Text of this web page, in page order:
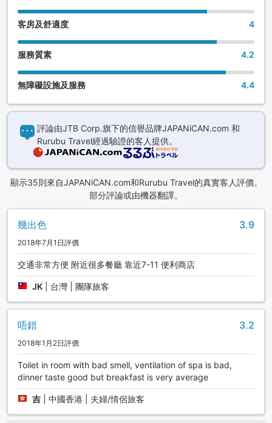
客房及舒適度 4
服務質素 4.2
無障礙設施及服務 4.4
評論由JTB Corp.旗下的信譽品牌JAPANiCAN.com 和
Rurubu Travel經過驗證的客人提供。
顯示35則來自JAPANiCAN.com和Rurubu Travel的真實客人評價。
部分評論或由機器翻譯。
幾出色 3.9
2018年7月1日評價
交通非常方便 附近很多餐廳 靠近7-11 便利商店
JK 台灣 | 團隊旅客
唔錯 3.2
2018年1月2日評價
Toilet in room with bad smell, ventilation of spa is bad,
dinner taste good but breakfast is very average
吉 中國香港 | 夫婦/情侶旅客